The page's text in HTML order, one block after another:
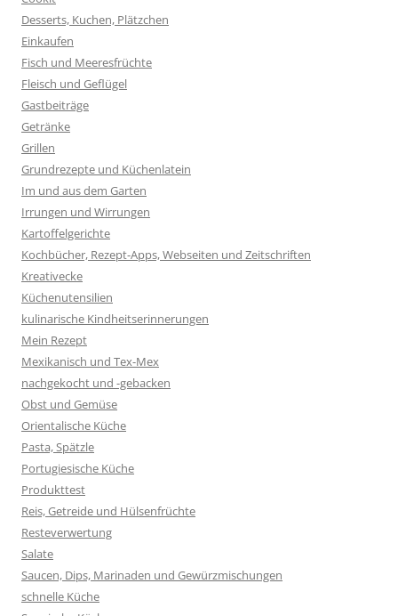
Desserts, Kuchen, Plätzchen
Einkaufen
Fisch und Meeresfrüchte
Fleisch und Geflügel
Gastbeiträge
Getränke
Grillen
Grundrezepte und Küchenlatein
Im und aus dem Garten
Irrungen und Wirrungen
Kartoffelgerichte
Kochbücher, Rezept-Apps, Webseiten und Zeitschriften
Kreativecke
Küchenutensilien
kulinarische Kindheitserinnerungen
Mein Rezept
Mexikanisch und Tex-Mex
nachgekocht und -gebacken
Obst und Gemüse
Orientalische Küche
Pasta, Spätzle
Portugiesische Küche
Produkttest
Reis, Getreide und Hülsenfrüchte
Resteverwertung
Salate
Saucen, Dips, Marinaden und Gewürzmischungen
schnelle Küche